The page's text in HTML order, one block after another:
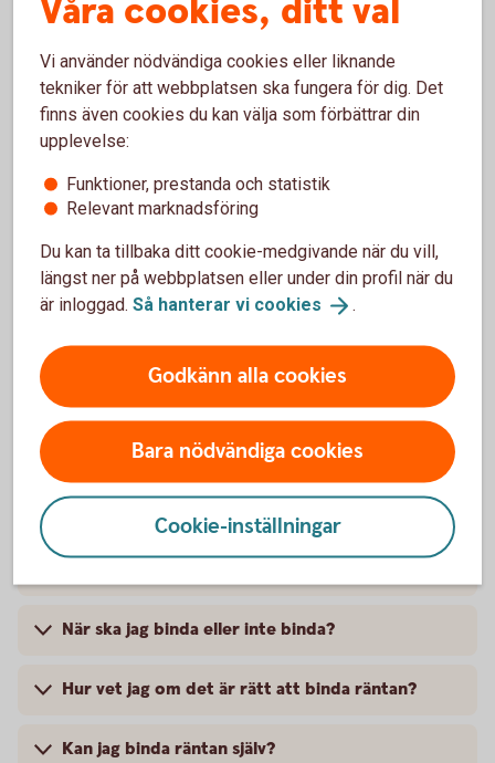
Rörlig eller bunden ränta?
Hur ska jag dela upp lånet på olika
räntebindningstider?
Vad är det för skillnad på rörlig och bunden
ränta?
Är inte rörlig ränta alltid mest fördelaktig?
Hur ska jag tänka om ränteläget?
Hur påverkas min boendeekonomi av ändrat
När ska jag binda eller inte binda?
Hur vet jag om det är rätt att binda räntan?
Kan jag binda räntan själv?
Våra cookies, ditt val
Vi använder nödvändiga cookies eller liknande
tekniker för att webbplatsen ska fungera för dig. Det
finns även cookies du kan välja som förbättrar din
upplevelse:
Funktioner, prestanda och statistik
Relevant marknadsföring
Du kan ta tillbaka ditt cookie-medgivande när du vill,
längst ner på webbplatsen eller under din profil när du
är inloggad. Så hanterar vi cookies .
Godkänn alla cookies
Bara nödvändiga cookies
Cookie-inställningar